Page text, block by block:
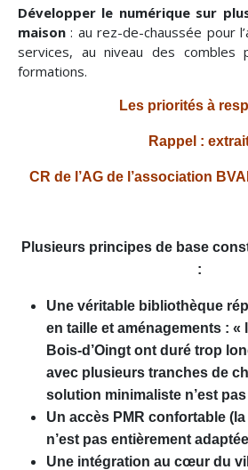
Développer le numérique sur
maison : au rez-de-chaussée pour
services, au niveau des
formations.
Les priorités à
Rappel :
CR de l’AG de l’association
Plusieurs principes de base
:
Une véritable bibliothèque
en taille et aménagements : «
Bois-d’Oingt ont duré trop
avec plusieurs tranches de
solution minimaliste n’est
Un accès PMR confortable
n’est pas entièrement
Une intégration au cœur du